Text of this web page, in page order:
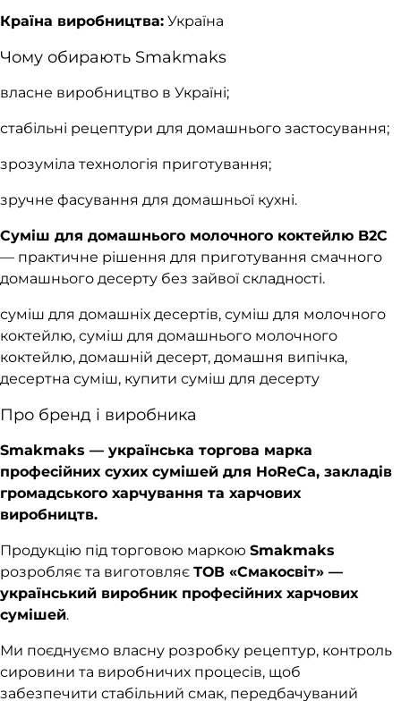
Країна виробництва: Україна
Чому обирають Smakmaks
власне виробництво в Україні;
стабільні рецептури для домашнього застосування;
зрозуміла технологія приготування;
зручне фасування для домашньої кухні.
Суміш для домашнього молочного коктейлю B2C
— практичне рішення для приготування смачного
домашнього десерту без зайвої складності.
суміш для домашніх десертів, суміш для молочного
коктейлю, суміш для домашнього молочного
коктейлю, домашній десерт, домашня випічка,
десертна суміш, купити суміш для десерту
Про бренд і виробника
Smakmaks — українська торгова марка
професійних сухих сумішей для HoReCa, закладів
громадського харчування та харчових
виробництв.
Продукцію під торговою маркою Smakmaks
розробляє та виготовляє ТОВ «Смакосвіт» —
український виробник професійних харчових
сумішей.
Ми поєднуємо власну розробку рецептур, контроль
сировини та виробничих процесів, щоб
забезпечити стабільний смак, передбачуваний